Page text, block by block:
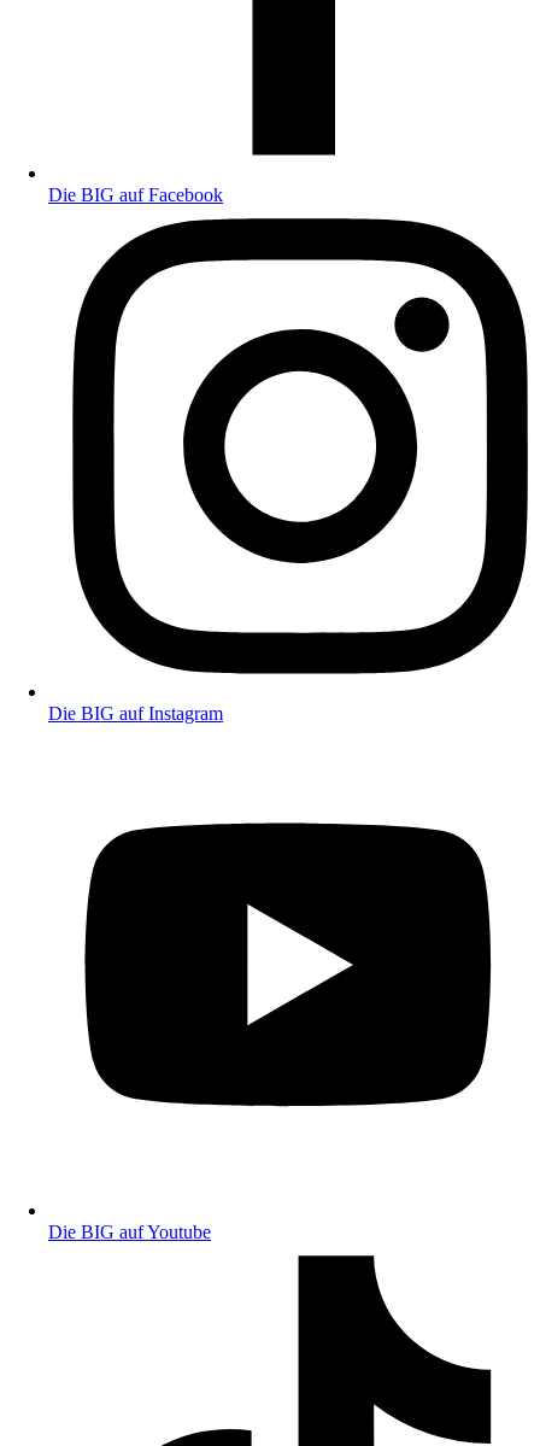
Die BIG auf Facebook
Die BIG auf Instagram
Die BIG auf Youtube